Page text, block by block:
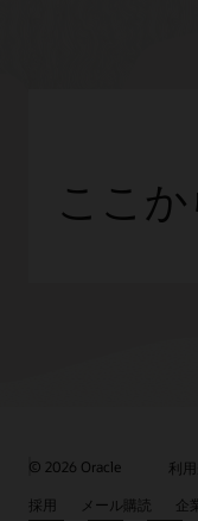
ここ
© 2026 Oracle 利
採用
メール購読 企